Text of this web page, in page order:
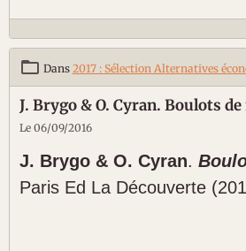
Dans 2017 : Sélection Alternatives
J. Brygo & O. Cyran. Boulots
Le 06/09/2016
J. Brygo & O. Cyran.
Paris Ed La Découverte